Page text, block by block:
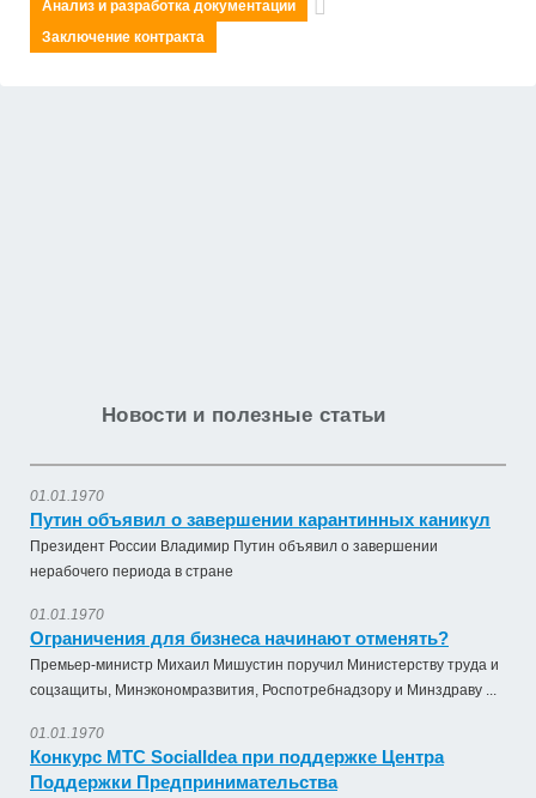
Анализ и разработка документации
Заключение контракта
Новости и полезные статьи
01.01.1970
Путин объявил о завершении карантинных каникул
Президент России Владимир Путин объявил о завершении
нерабочего периода в стране
01.01.1970
Ограничения для бизнеса начинают отменять?
Премьер-министр Михаил Мишустин поручил Министерству труда и
соцзащиты, Минэкономразвития, Роспотребнадзору и Минздраву ...
01.01.1970
Конкурс МТС SocialIdea при поддержке Центра
Поддержки Предпринимательства